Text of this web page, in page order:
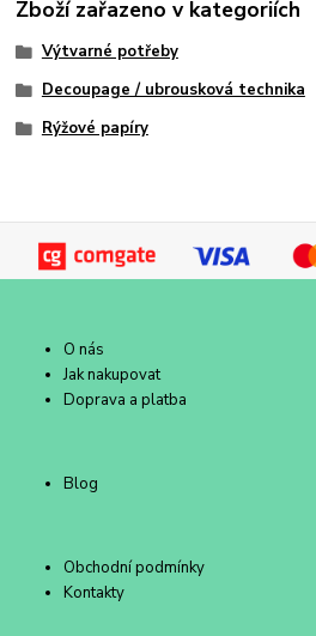
Zboží zařazeno v kategoriích
Výtvarné potřeby
Decoupage / ubrousková technika
Rýžové papíry
O nás
Jak nakupovat
Doprava a platba
Blog
Obchodní podmínky
Kontakty